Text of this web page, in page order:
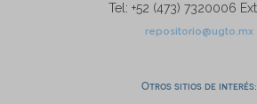
Tel: +52 (473) 7320006
repositorio@ugto.mx
Otros sitios de interés: